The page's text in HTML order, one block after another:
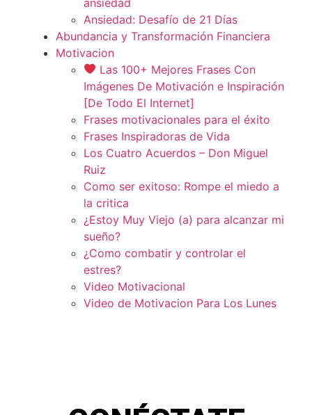
Ansiedad: Desafío de 21 Días
Abundancia y Transformación Financiera
Motivacion
Las 100+ Mejores Frases Con
Imágenes De Motivación e Inspiración
[De Todo El Internet]
Frases motivacionales para el éxito
Frases Inspiradoras de Vida
Los Cuatro Acuerdos – Don Miguel
Ruiz
Como ser exitoso: Rompe el miedo a
la critica
¿Estoy Muy Viejo (a) para alcanzar mi
sueño?
¿Como combatir y controlar el
estres?
Video Motivacional
Video de Motivacion Para Los Lunes